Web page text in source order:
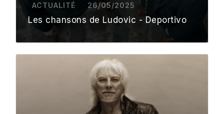
ACTUALITÉ 26/05/2025
Les chansons de Ludovic - Deportivo